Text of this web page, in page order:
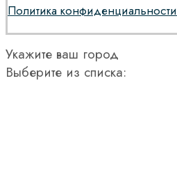
Политика конфиденциальности
Укажите ваш город
Выберите из списка: